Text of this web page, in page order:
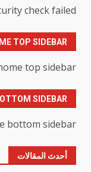
check failed.
TOP SIDEBAR
top sidebar
SIDEBAR
bottom sidebar
أحدث المقالات